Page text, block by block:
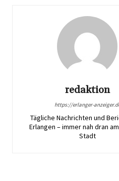
redaktion
https://erlanger-
Tägliche Nachrichten und
Erlangen – immer nah dran
Stadt